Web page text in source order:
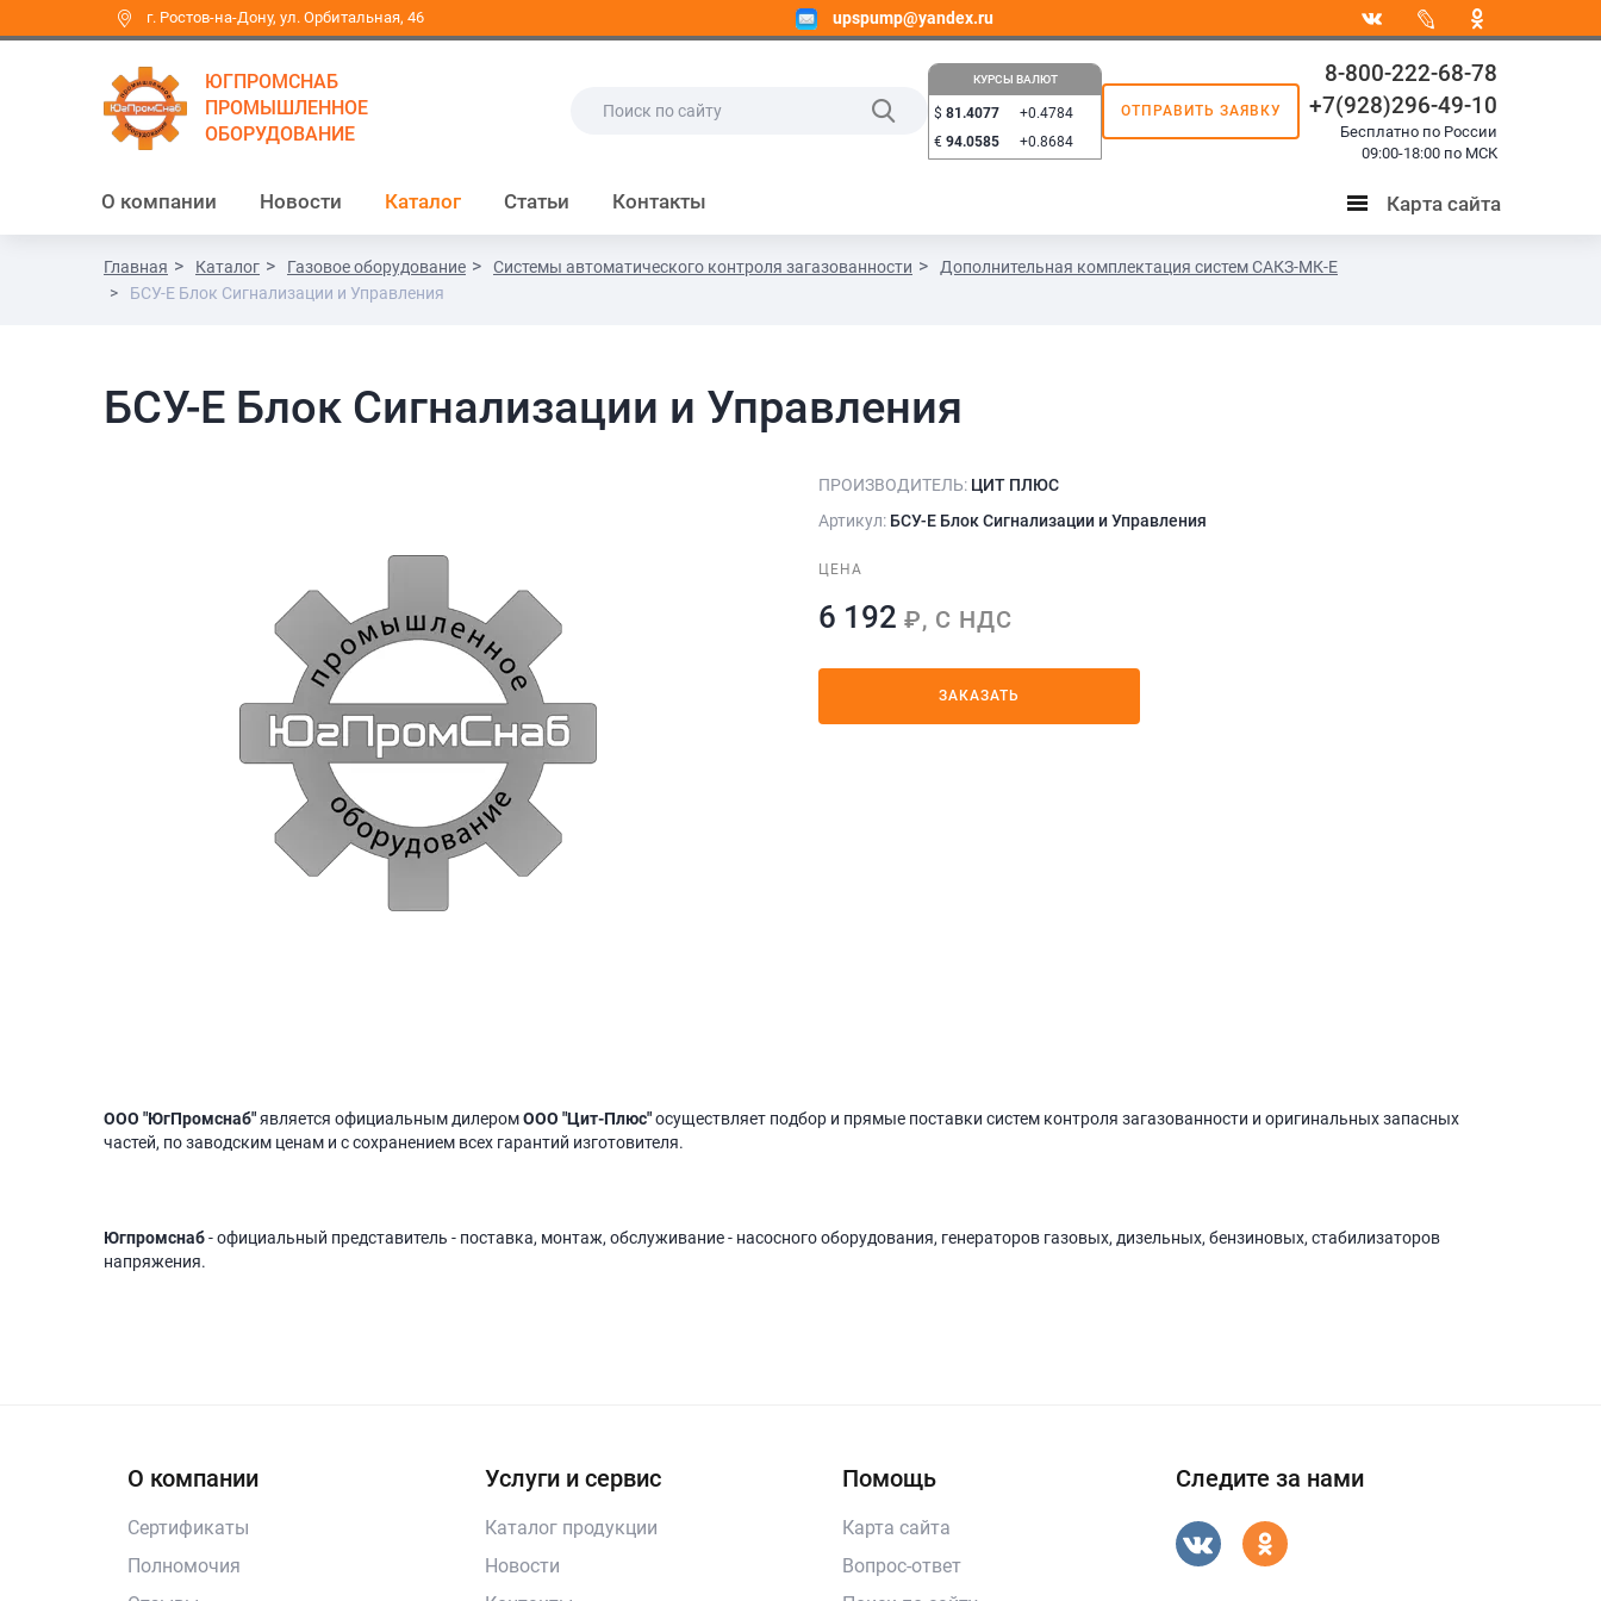
г. Ростов-на-Дону, ул. Орбитальная, 46 upspump@yandex.ru
ЮГПРОМСНАБ
ПРОМЫШЛЕННОЕ
ОБОРУДОВАНИЕ
КУРСЫ ВАЛЮТ
$ 81.4077
€ 94.0585
+0.4784
+0.8684
ОТПРАВИТЬ ЗАЯВКУ
8-800-222-68-78
+7(928)296-49-10
Бесплатно по России
09:00-18:00 по МСК
О компании Новости Каталог Статьи Контакты
Карта
сайта
Карта сайта
Главная Каталог Газовое оборудование Системы автоматического контроля загазованности
Дополнительная комплектация систем САКЗ-МК-Е
БСУ-Е Блок Сигнализации и Управления
БСУ-Е Блок Сигнализации и Управления
ПРОИЗВОДИТЕЛЬ: ЦИТ ПЛЮС
Артикул: БСУ-Е Блок Сигнализации и Управления
ЦЕНА
6 192 ₽, С НДС
ЗАКАЗАТЬ
ООО "ЮгПромснаб"является официальным дилеромООО "Цит-Плюс"осуществляет подбор и прямые поставки систем контроля загазованности и оригинальных запасных
частей, по заводским ценам и с сохранением всех гарантий изготовителя.
Югпромснаб- официальный представитель - поставка, монтаж, обслуживание - насосного оборудования, генераторов газовых, дизельных, бензиновых, стабилизаторов
напряжения.
О компании
Сертификаты
Полномочия
Услуги и сервис
Каталог продукции
Новости
Помощь
Карта сайта
Вопрос-ответ
Следите за нами